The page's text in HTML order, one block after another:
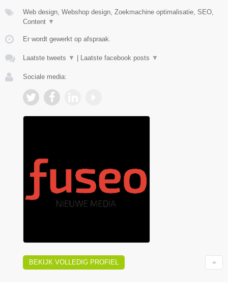
Web design, Webshop design, Zoekmachine optimalisatie, SEO,
Content ▼
Er wordt gewerkt op afspraak.
Laatste tweets ▼ Laatste facebook posts ▼
Sociale media:
BEKIJK VOLLEDIG PROFIEL